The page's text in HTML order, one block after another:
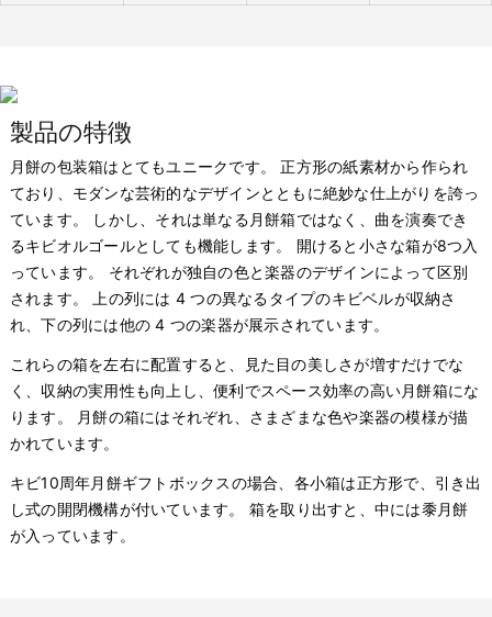
製品の特徴
月餅の包装箱はとてもユニークです。 正方形の紙素材から作られ
ており、モダンな芸術的なデザインとともに絶妙な仕上がりを誇っ
ています。 しかし、それは単なる月餅箱ではなく、曲を演奏でき
るキビオルゴールとしても機能します。 開けると小さな箱が8つ入
っています。 それぞれが独自の色と楽器のデザインによって区別
されます。 上の列には 4 つの異なるタイプのキビベルが収納さ
れ、下の列には他の 4 つの楽器が展示されています。
これらの箱を左右に配置すると、見た目の美しさが増すだけでな
く、収納の実用性も向上し、便利でスペース効率の高い月餅箱にな
ります。 月餅の箱にはそれぞれ、さまざまな色や楽器の模様が描
かれています。
キビ10周年月餅ギフトボックスの場合、各小箱は正方形で、引き出
し式の開閉機構が付いています。 箱を取り出すと、中には黍月餅
が入っています。